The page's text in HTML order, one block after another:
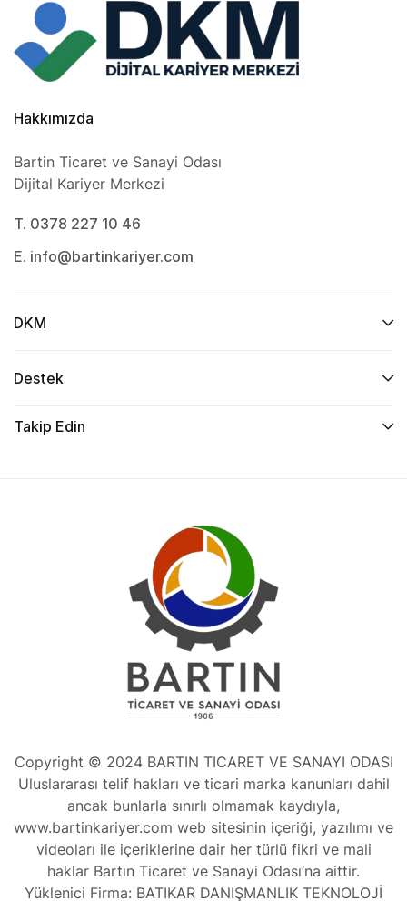
Hakkımızda
Bartin Ticaret ve Sanayi Odası
Dijital Kariyer Merkezi
T. 0378 227 10 46
E. info@bartinkariyer.com
DKM
Destek
Takip Edin
Copyright © 2024 BARTIN TICARET VE SANAYI ODASI
Uluslararası telif hakları ve ticari marka kanunları dahil
ancak bunlarla sınırlı olmamak kaydıyla,
www.bartinkariyer.com web sitesinin içeriği, yazılımı ve
videoları ile içeriklerine dair her türlü fikri ve mali
haklar Bartın Ticaret ve Sanayi Odası’na aittir.
Yüklenici Firma: BATIKAR DANIŞMANLIK TEKNOLOJİ